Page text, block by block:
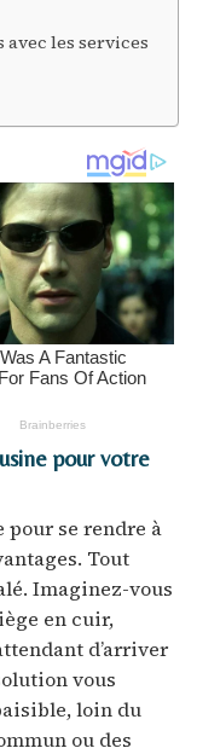
les services
pour votre
se rendre à
Tout
Imaginez-vous
en cuir,
d’arriver
vous
loin du
ou des